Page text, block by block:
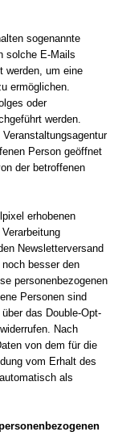
sogenannte
solche E-Mails
werden, um eine
ermöglichen.
oder
werden.
Person geöffnet
der betroffenen
erhobenen
Newsletterversand
besser den
personenbezogenen
Personen sind
das Double-Opt-
Nach
von dem für die
vom Erhalt des
als